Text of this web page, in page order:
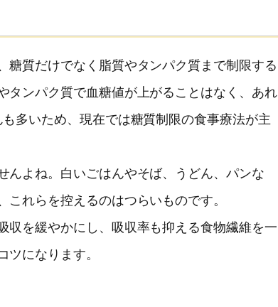
糖質だけでなく脂質やタンパク質まで制限する
タンパク質で血糖値が上がることはなく、あれ
多いため、現在では糖質制限の食事療法が主
んよね。白いごはんやそば、うどん、パンな
れらを控えるのはつらいものです。
収を緩やかにし、吸収率も抑える食物繊維を一
になります。